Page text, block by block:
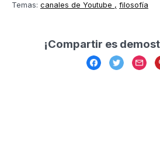
Temas: canales de Youtube filosofía
¡Compartir es